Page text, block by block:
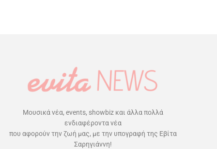
Μουσικά νέα, events, showbiz και άλλα πολλά
ενδιαφέροντα νέα
που αφορούν την ζωή μας, με την υπογραφή της Εβίτα
Σαρηγιάννη!